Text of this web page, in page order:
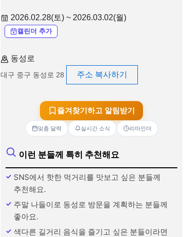
2026.02.28(토) ~ 2026.03.02(월)
캘린더 추가
동성로
대구 중구 동성로 28 주소 복사하기
즐겨찾기하고 알림받기
맞춤 달력 실시간 소식 리마인더
이런 분들께 특히 추천해요
SNS에서 핫한 먹거리를 맛보고 싶은 분들께
추천해요.
주말 나들이로 동성로 방문을 계획하는 분들께
좋아요.
색다른 길거리 음식을 즐기고 싶은 분들이라면